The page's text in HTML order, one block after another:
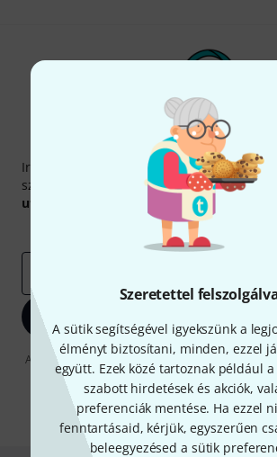
Szeretettel
A sütik segítségével igyekszünk a
élményt biztosítani, minden, ezzel
együtt. Ezek közé tartoznak például
szabott hirdetések és akciók,
preferenciák mentése. Ha ezzel
fenntartásaid, kérjük, egyszerűen
beleegyezésed a sütik
Thomann hírlevél
Iratkozz fel a Thomann angol nyelvű
szerencsével megnyerheted a50
utalvány
Inspiráló gondolatok
A "Bejelentkezés" gombra kattintva elfogadja,
önnek hirdetéseket. Bármikor leiratkozhat erről.
információkat azdata protection
* Kitöltés kötelező